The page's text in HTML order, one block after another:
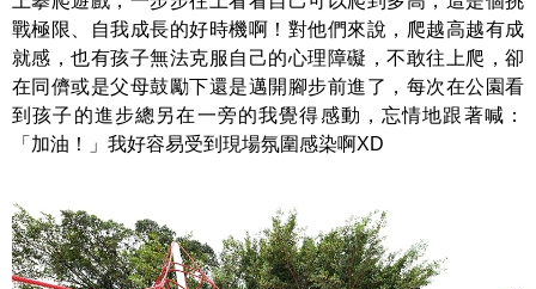
戰極限、自我成長的好時機啊！對他們來說，爬越高越有成
就感，也有孩子無法克服自己的心理障礙，不敢往上爬，卻
在同儕或是父母鼓勵下還是邁開腳步前進了，每次在公園看
到孩子的進步總另在一旁的我覺得感動，忘情地跟著喊：
「加油！」我好容易受到現場氛圍感染啊XD